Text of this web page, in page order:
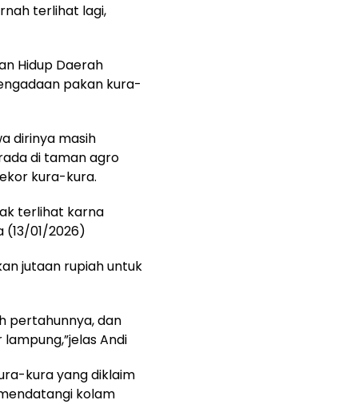
terlihat lagi,
Hidup Daerah
pakan kura-
dirinya masih
di taman agro
kura-kura.
terlihat karna
(13/01/2026)
jutaan rupiah untuk
pertahunnya, dan
Andi
kura yang diklaim
kolam